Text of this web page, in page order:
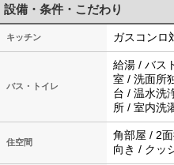
設備・条件・こだわり
キッチン ガスコンロ
バス・トイレ
給湯 / バス
室 / 洗面所
台 / 温水洗
所 / 室内洗
住空間
角部屋 / 2
向き / クッ